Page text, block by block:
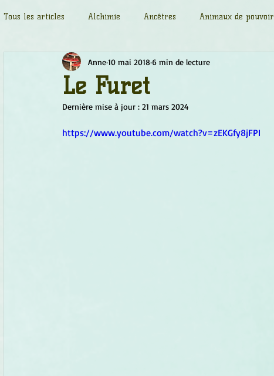
Tous les articles Alchimie Ancêtres Animaux de pouvoir
Chamanisme Champignons Conscience
Fleurs de Bach Géométrie sacrée
Le Furet
Anne10 mai 2018 6 min de lecture
Dernière mise à jour : 21 mars 2024
https://www.youtube.com/watch?v=zEKGfy8jFPI